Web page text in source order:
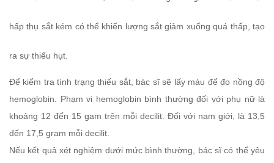
hấp thụ sắt kém có thể khiến lượng sắt giảm xuống quá thấp, tạo
ra sự thiếu hụt.
Để kiểm tra tình trạng thiếu sắt, bác sĩ sẽ lấy máu để đo nồng độ
hemoglobin. Phạm vi hemoglobin bình thường đối với phụ nữ là
khoảng 12 đến 15 gam trên mỗi decilit. Đối với nam giới, là 13,5
đến 17,5 gram mỗi decilit.
Nếu kết quả xét nghiệm dưới mức bình thường, bác sĩ có thể yêu